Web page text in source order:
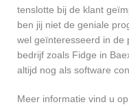
tenslotte bij de klant
ben jij niet de geniale
wel geïnteresseerd in de
bedrijf zoals Fidge in
altijd nog als software
Meer informatie vind u